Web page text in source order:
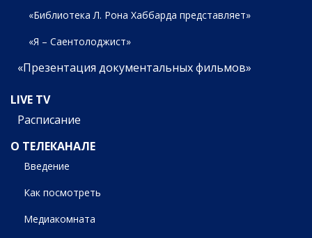
«Библиотека Л. Рона Хаббарда представляет»
«Я – Саентолоджист»
«Презентация документальных фильмов»
LIVE TV
Расписание
О ТЕЛЕКАНАЛЕ
Введение
Как посмотреть
Медиакомната